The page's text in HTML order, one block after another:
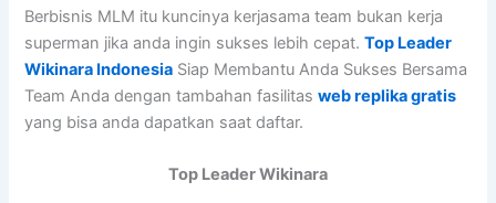
Berbisnis MLM itu kuncinya kerjasama team bukan kerja
superman jika anda ingin sukses lebih cepat.Top Leader
Wikinara Indonesia Siap Membantu Anda Sukses Bersama
Team Anda dengan tambahan fasilitasweb replika gratis
yang bisa anda dapatkan saat daftar.
Top Leader Wikinara